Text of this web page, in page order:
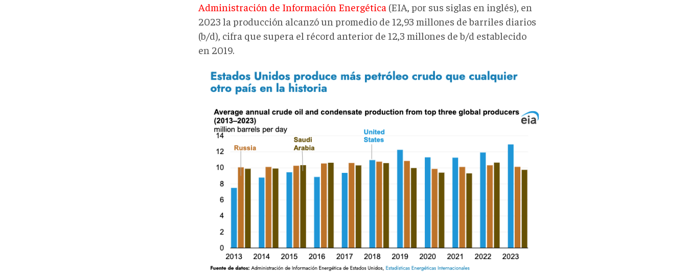
Administración de Información Energética (EIA, por sus siglas en inglés), en
2023 la producción alcanzó un promedio de 12,93 millones de barriles diarios
(b/d), cifra que supera el récord anterior de 12,3 millones de b/d establecido
en 2019.
Gráfico
1_producción
record
EEUU.png